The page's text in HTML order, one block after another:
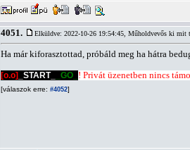
4051. Elküldve: 2022-10-26 19:54:45, Műholdvevős ki mit
Ha már kiforasztottad, próbáld meg ha hátra
[o.o] _START_ _GO_ ! Privát üzenetben nincs
[válaszok erre: #4052]